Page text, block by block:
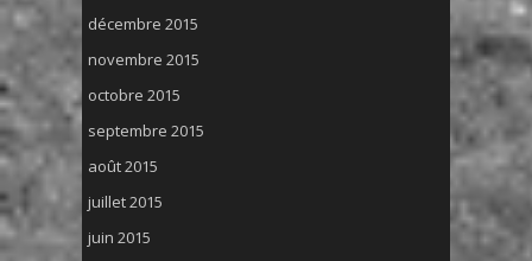
décembre 2015
novembre 2015
octobre 2015
septembre 2015
août 2015
juillet 2015
juin 2015